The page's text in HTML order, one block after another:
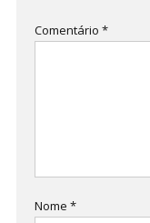
Comentário *
Nome *